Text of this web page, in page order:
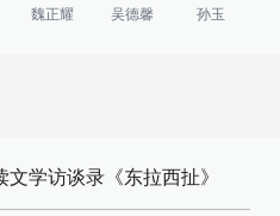
魏正耀 吴德馨 孙玉
学访谈录《东拉西扯》